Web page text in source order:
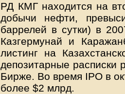
РД КМГ находится на
добычи нефти,
баррелей в сутки) в
Казгермунай и
листинг на
депозитарные
Бирже. Во время IPO в
более $2 млрд.